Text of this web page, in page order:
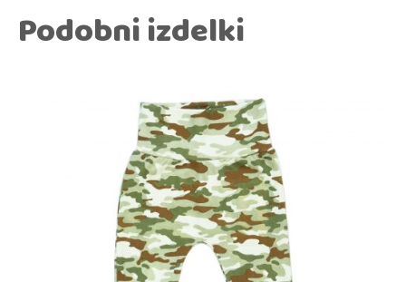
Podobni izdelki